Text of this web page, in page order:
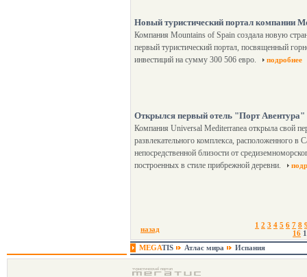
Новый туристический портал компании
Компания Mountains of Spain создала новую
первый туристический портал, посвященный
инвестиций на сумму 300 506 евро.
подробнее
Открылся первый отель "Порт
Компания Universal Mediterranea открыла свой
развлекательного комплекса, расположенного в
непосредственной близости от
построенных в стиле прибрежной деревни.
назад 1 2 3 4 5 6 7 8
16
MEGATIS Атлас мира Испания